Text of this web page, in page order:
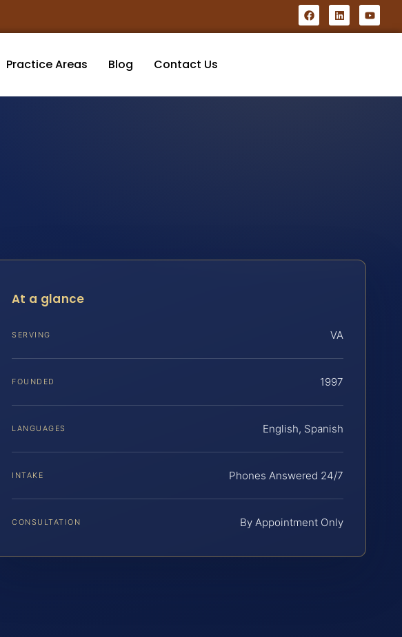
Practice Areas Blog Contact Us
At a glance
SERVING VA
FOUNDED 1997
LANGUAGES English, Spanish
INTAKE Phones Answered 24/7
CONSULTATION By Appointment Only